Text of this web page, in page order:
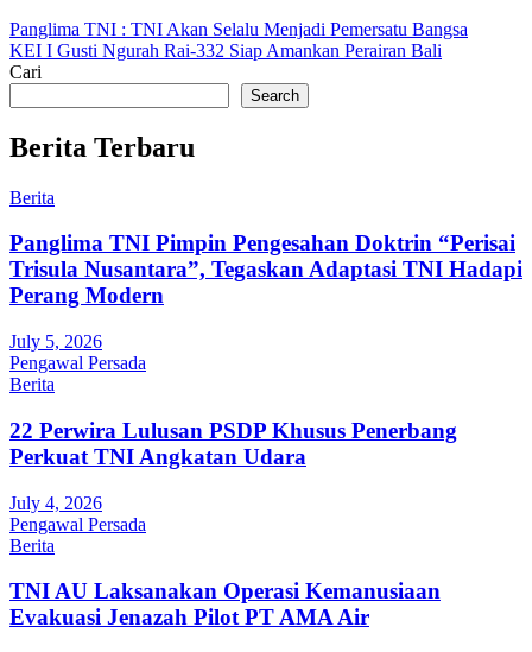
Post
navigation
Panglima TNI : TNI Akan Selalu Menjadi Pemersatu Bangsa
KEI I Gusti Ngurah Rai-332 Siap Amankan Perairan Bali
Cari
Search
Berita Terbaru
Berita
Panglima TNI Pimpin Pengesahan Doktrin “Perisai
Trisula Nusantara”, Tegaskan Adaptasi TNI Hadapi
Perang Modern
July 5, 2026
Pengawal Persada
Berita
22 Perwira Lulusan PSDP Khusus Penerbang
Perkuat TNI Angkatan Udara
July 4, 2026
Pengawal Persada
Berita
TNI AU Laksanakan Operasi Kemanusiaan
Evakuasi Jenazah Pilot PT AMA Air